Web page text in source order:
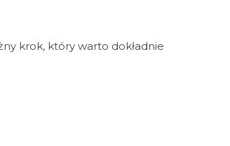
krok, który warto dokładnie